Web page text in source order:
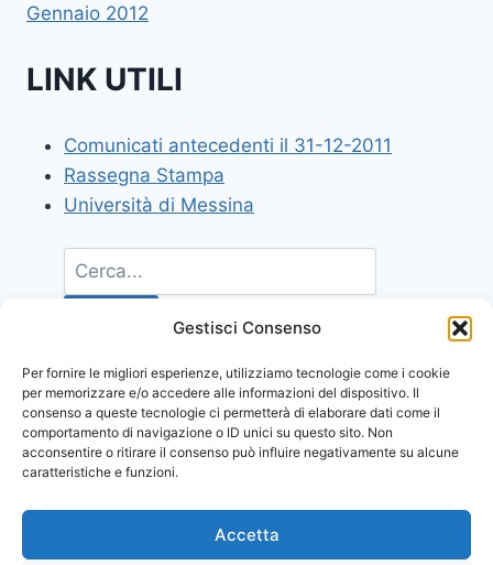
Gestisci Consenso
Per fornire le migliori esperienze, utilizziamo tecnologie come i cookie
per memorizzare e/o accedere alle informazioni del dispositivo. Il
consenso a queste tecnologie ci permetterà di elaborare dati come il
comportamento di navigazione o ID unici su questo sito. Non
acconsentire o ritirare il consenso può influire negativamente su alcune
caratteristiche e funzioni.
Accetta
Gennaio 2012
LINK UTILI
Comunicati antecedenti il 31-12-2011
Rassegna Stampa
Università di Messina